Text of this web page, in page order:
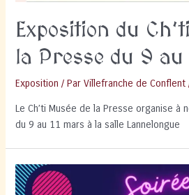
Exposition du
la Presse du 9 au
Exposition / ParVillefranche de Conflent
Le Ch’ti Musée de la Presse organise à
du 9 au 11 mars à la salle Lannelongue